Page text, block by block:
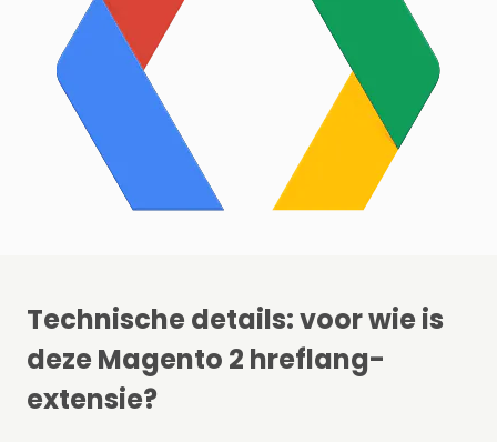
Technische details: voor wie is
deze Magento 2 hreflang-
extensie?